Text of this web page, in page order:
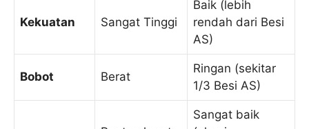
Kekuatan Sangat Tinggi
Baik (lebih
rendah dari Besi
AS)
Bobot Berat
Ringan (sekitar
1/3 Besi AS)
Sangat baik